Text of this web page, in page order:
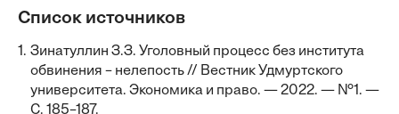
Список источников
1. Зинатуллин З.З. Уголовный процесс без института
обвинения – нелепость // Вестник Удмуртского
университета. Экономика и право. — 2022. — №1. —
С. 185–187.